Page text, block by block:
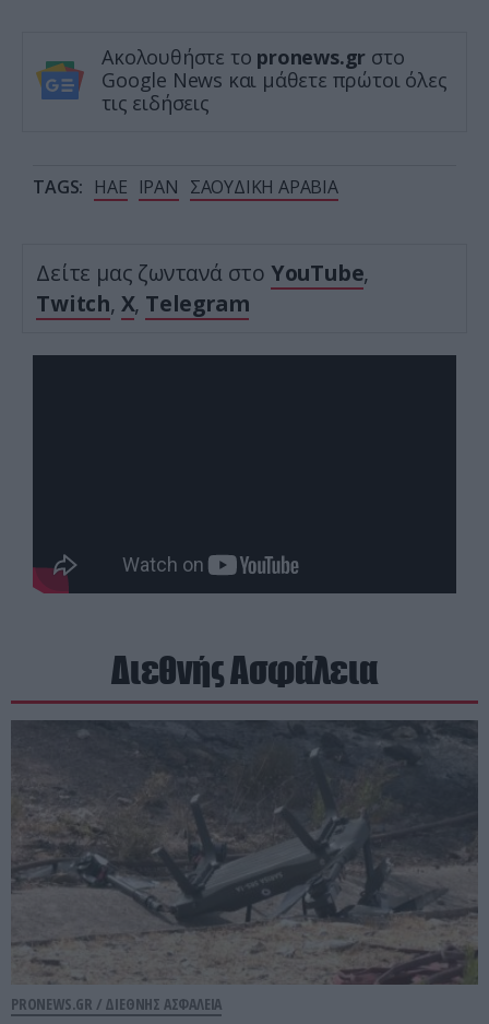
Ακολουθήστε το pronews.gr στο
Google News και μάθετε πρώτοι όλες
τις ειδήσεις
TAGS: ΗΑΕ ΙΡΑΝ ΣΑΟΥΔΙΚΗ ΑΡΑΒΙΑ
Δείτε μας ζωντανά στο YouTube,
Twitch, X, Telegram
Διεθνής Ασφάλεια
PRONEWS.GR / ΔΙΕΘΝΗΣ ΑΣΦΑΛΕΙΑ